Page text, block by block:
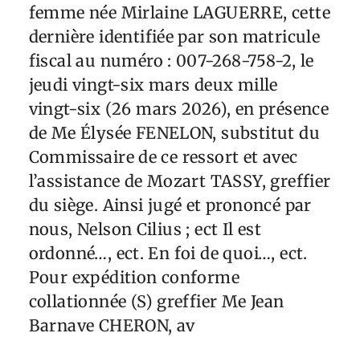
femme née Mirlaine LAGUERRE, cette
dernière identifiée par son matricule
fiscal au numéro : 007-268-758-2, le
jeudi vingt-six mars deux mille
vingt-six (26 mars 2026), en présence
de Me Élysée FENELON, substitut du
Commissaire de ce ressort et avec
l’assistance de Mozart TASSY, greffier
du siège. Ainsi jugé et prononcé par
nous, Nelson Cilius ; ect Il est
ordonné…, ect. En foi de quoi…, ect.
Pour expédition conforme
collationnée (S) greffier Me Jean
Barnave CHERON, av